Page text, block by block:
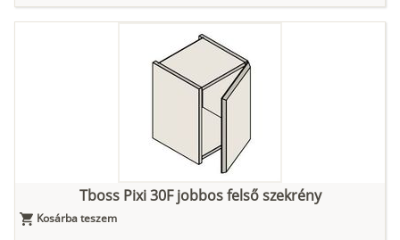
Loft beton
Füstös zöld
Antracit Matt fekete
Tboss Pixi 30F jobbos felső szekrény
Kosárba teszem